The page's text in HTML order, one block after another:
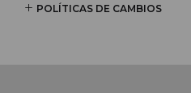
POLÍTICAS DE CAMBIOS